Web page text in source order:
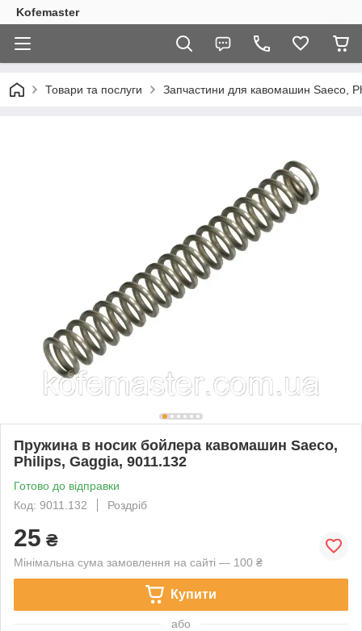
Kofemaster
Товари та послуги Запчастини для кавомашин Saeco,
Пружина в носик бойлера кавомашин Saeco,
Philips, Gaggia, 9011.132
Готово до відправки
Код: 9011.132
Роздріб
25 ₴
Мінімальна сума замовлення на сайті — 100 ₴
Купити
або